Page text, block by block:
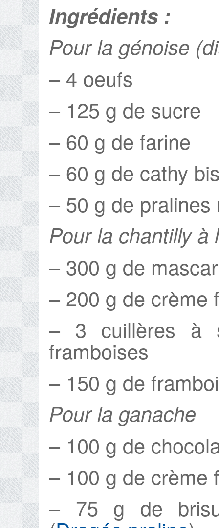
Ingrédients :
Pour la génoise
– 4 oeufs
– 125 g de sucre
– 60 g de farine
– 60 g de cathy
– 50 g de pralines
Pour la chantilly à
– 300 g de
– 200 g de crème
– 3 cuillères à
framboises
– 150 g de
Pour la ganache
– 100 g de
– 100 g de crème
– 75 g de